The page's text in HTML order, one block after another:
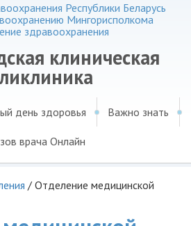
Республики Беларусь
Мингорисполкома
здравоохранения
клиническая
день здоровья Важно знать
врача Онлайн
/ Отделение медицинской